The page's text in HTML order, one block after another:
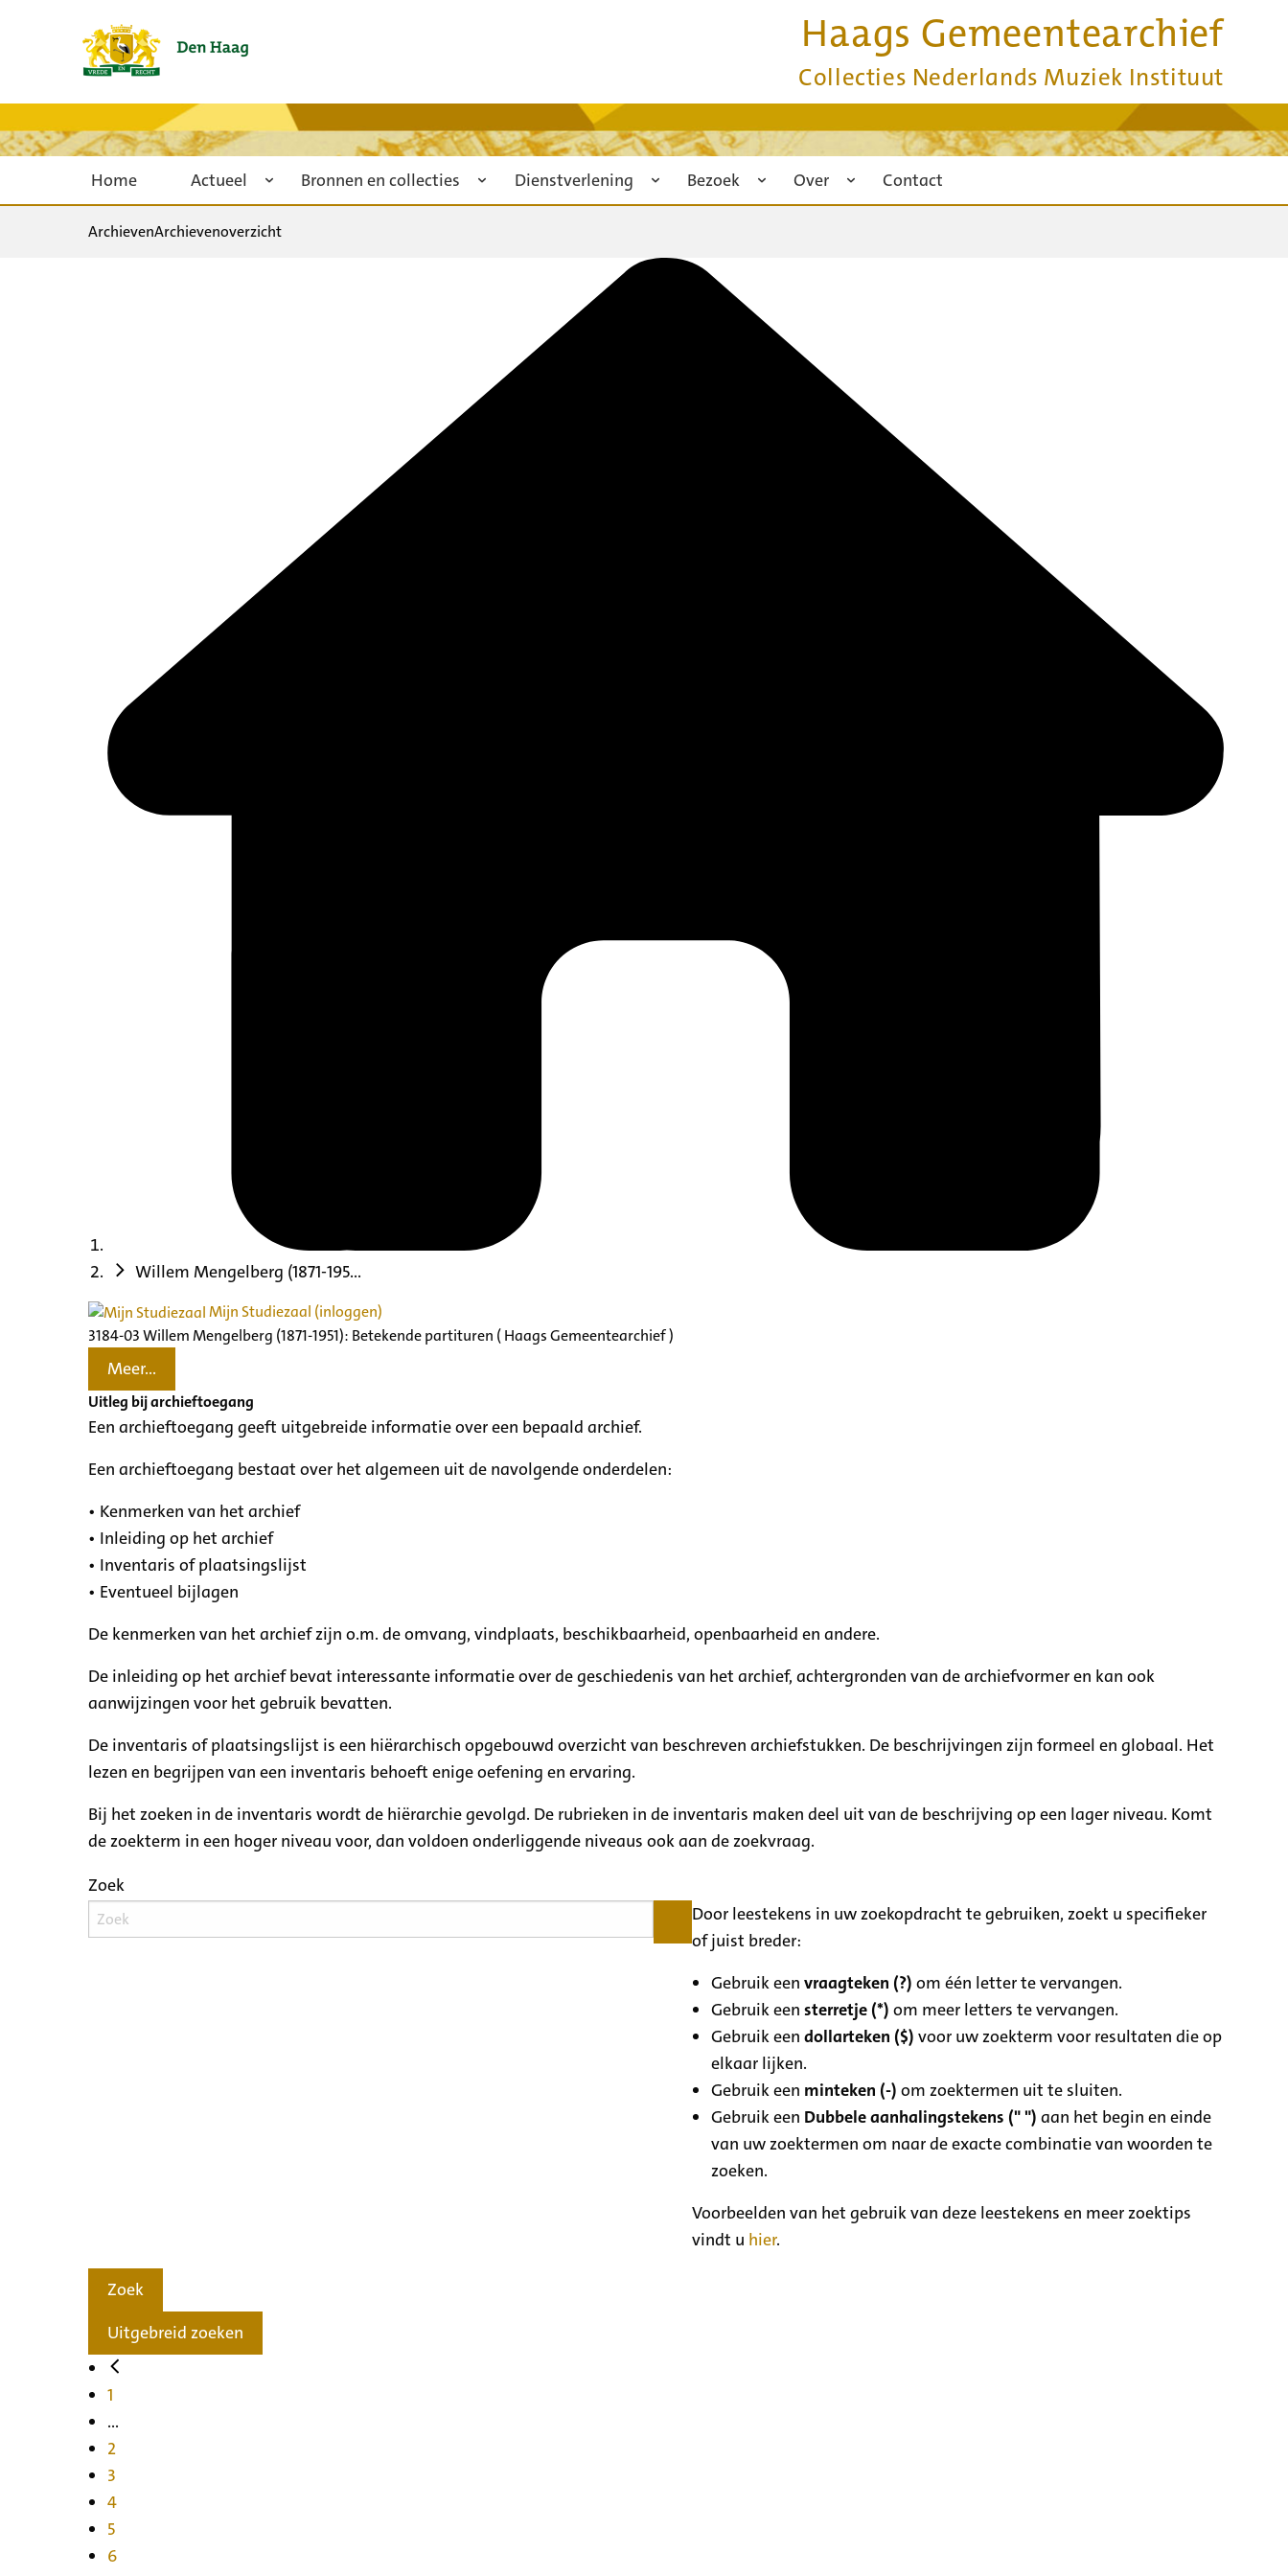
Haags Gemeentearchief
Collecties Nederlands Muziek Instituut
Home Actueel Bronnen en collecties Dienstverlening Bezoek Over Contact
ArchievenArchievenoverzicht
Willem Mengelberg (1871-195...
Mijn Studiezaal (inloggen)
3184-03 Willem Mengelberg (1871-1951): Betekende partituren ( Haags Gemeentearchief )
Meer...
Uitleg bij archieftoegang
Een archieftoegang geeft uitgebreide informatie over een bepaald archief.
Een archieftoegang bestaat over het algemeen uit de navolgende onderdelen:
• Kenmerken van het archief
• Inleiding op het archief
• Inventaris of plaatsingslijst
• Eventueel bijlagen
De kenmerken van het archief zijn o.m. de omvang, vindplaats, beschikbaarheid, openbaarheid en andere.
De inleiding op het archief bevat interessante informatie over de geschiedenis van het archief, achtergronden van de archiefvormer en kan ook
aanwijzingen voor het gebruik bevatten.
De inventaris of plaatsingslijst is een hiërarchisch opgebouwd overzicht van beschreven archiefstukken. De beschrijvingen zijn formeel en globaal. Het
lezen en begrijpen van een inventaris behoeft enige oefening en ervaring.
Bij het zoeken in de inventaris wordt de hiërarchie gevolgd. De rubrieken in de inventaris maken deel uit van de beschrijving op een lager niveau. Komt
de zoekterm in een hoger niveau voor, dan voldoen onderliggende niveaus ook aan de zoekvraag.
Zoek
Door leestekens in uw zoekopdracht te gebruiken, zoekt u specifieker
of juist breder:
Gebruik eenvraagteken (?) om één letter te vervangen.
Gebruik eensterretje (*) om meer letters te vervangen.
Gebruik eendollarteken ($) voor uw zoekterm voor resultaten die op
elkaar lijken.
Gebruik een minteken (-) om zoektermen uit te sluiten.
Gebruik een Dubbele aanhalingstekens (" ") aan het begin en einde
van uw zoektermen om naar de exacte combinatie van woorden te
zoeken.
Voorbeelden van het gebruik van deze leestekens en meer zoektips
vindt u hier.
Zoek
Uitgebreid zoeken
1
...
2
3
4
5
6